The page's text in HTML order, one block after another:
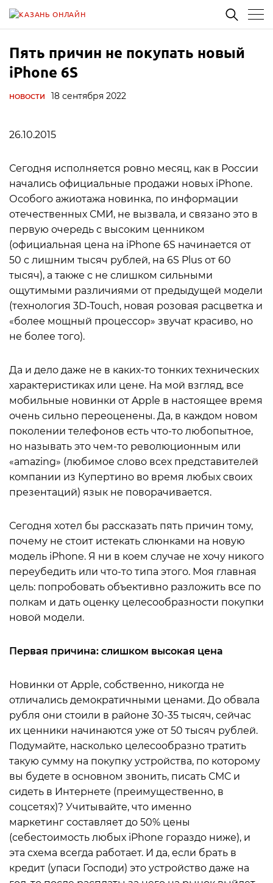
Пять причин не покупать новый
iPhone 6S
НОВОСТИ 18 сентября 2022
26.10.2015
Сегодня исполняется ровно месяц, как в России
начались официальные продажи новых iPhone.
Особого ажиотажа новинка, по информации
отечественных СМИ, не вызвала, и связано это в
первую очередь с высоким ценником
(официальная цена на iPhone 6S начинается от
50 с лишним тысяч рублей, на 6S Plus от 60
тысяч), а также с не слишком сильными
ощутимыми различиями от предыдущей модели
(технология 3D-Touch, новая розовая расцветка и
«более мощный процессор» звучат красиво, но
не более того).
Да и дело даже не в каких-то тонких технических
характеристиках или цене. На мой взгляд, все
мобильные новинки от Apple в настоящее время
очень сильно переоценены. Да, в каждом новом
поколении телефонов есть что-то любопытное,
но называть это чем-то революционным или
«amazing» (любимое слово всех представителей
компании из Купертино во время любых своих
презентаций) язык не поворачивается.
Сегодня хотел бы рассказать пять причин тому,
почему не стоит истекать слюнками на новую
модель iPhone. Я ни в коем случае не хочу никого
переубедить или что-то типа этого. Моя главная
цель: попробовать объективно разложить все по
полкам и дать оценку целесообразности покупки
новой модели.
Первая причина: слишком высокая цена
Новинки от Apple, собственно, никогда не
отличались демократичными ценами. До обвала
рубля они стоили в районе 30-35 тысяч, сейчас
их ценники начинаются уже от 50 тысяч рублей.
Подумайте, насколько целесообразно тратить
такую сумму на покупку устройства, по которому
вы будете в основном звонить, писать СМС и
сидеть в Интернете (преимущественно, в
соцсетях)? Учитывайте, что именно
маркетинг составляет до 50% цены
(себестоимость любых iPhone гораздо ниже), и
эта схема всегда работает. И да, если брать в
кредит (упаси Господи) это устройство даже на